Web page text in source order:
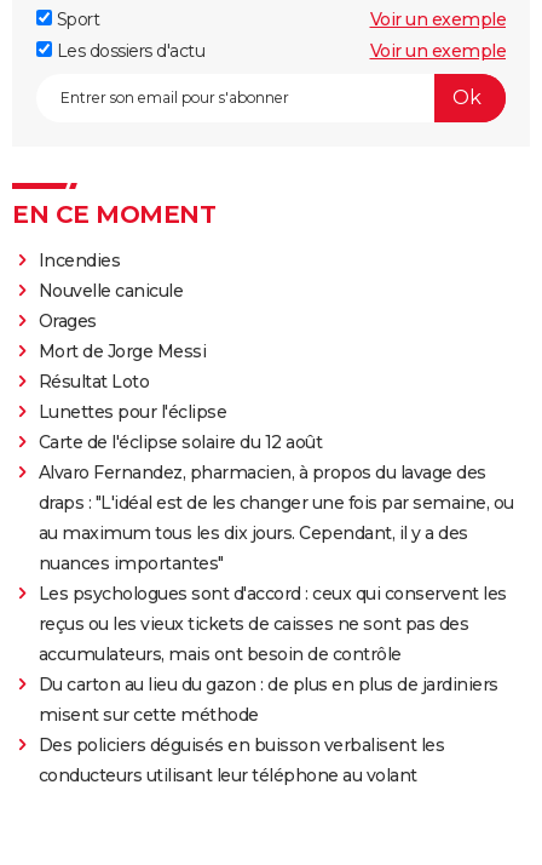
Sport
Voir un exemple
Les dossiers d'actu
Voir un exemple
EN CE MOMENT
Incendies
Nouvelle canicule
Orages
Mort de Jorge Messi
Résultat Loto
Lunettes pour l'éclipse
Carte de l'éclipse solaire du 12 août
Alvaro Fernandez, pharmacien, à propos du lavage des
draps : "L'idéal est de les changer une fois par semaine, ou
au maximum tous les dix jours. Cependant, il y a des
nuances importantes"
Les psychologues sont d'accord : ceux qui conservent les
reçus ou les vieux tickets de caisses ne sont pas des
accumulateurs, mais ont besoin de contrôle
Du carton au lieu du gazon : de plus en plus de jardiniers
misent sur cette méthode
Des policiers déguisés en buisson verbalisent les
conducteurs utilisant leur téléphone au volant